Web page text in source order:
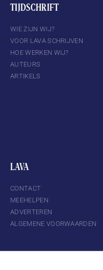
TIJDSCHRIFT
WIE ZIJN WIJ?
VOOR LAVA SCHRIJVEN
HOE WERKEN WIJ?
AUTEURS
ARTIKELS
LAVA
CONTACT
MEEHELPEN
ADVERTEREN
ALGEMENE VOORWAARDEN